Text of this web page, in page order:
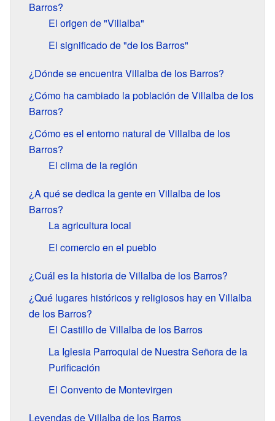
Barros?
El origen de "Villalba"
El significado de "de los Barros"
¿Dónde se encuentra Villalba de los Barros?
¿Cómo ha cambiado la población de Villalba de los
Barros?
¿Cómo es el entorno natural de Villalba de los
Barros?
El clima de la región
¿A qué se dedica la gente en Villalba de los
Barros?
La agricultura local
El comercio en el pueblo
¿Cuál es la historia de Villalba de los Barros?
¿Qué lugares históricos y religiosos hay en Villalba
de los Barros?
El Castillo de Villalba de los Barros
La Iglesia Parroquial de Nuestra Señora de la
Purificación
El Convento de Montevirgen
Leyendas de Villalba de los Barros